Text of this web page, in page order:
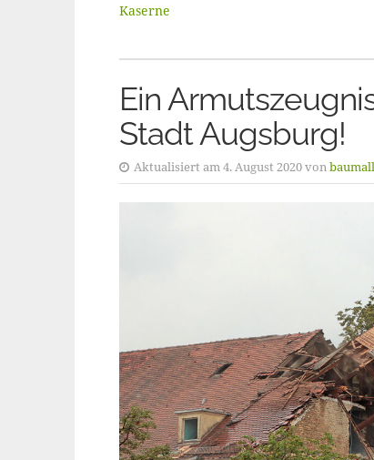
Kaserne
Ein
Stadt Augsburg!
Aktualisiert am 4. August 2020 von